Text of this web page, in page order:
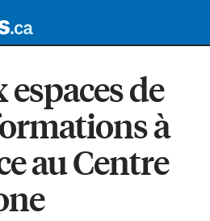
de
à
au Centre